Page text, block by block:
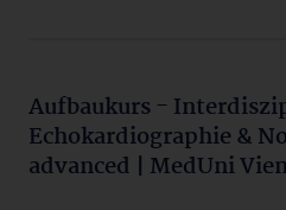
Aufbaukurs -
Echokardiographie &
advanced | MedUni